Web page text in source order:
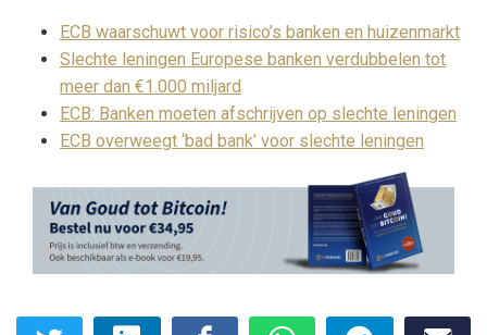
ECB waarschuwt voor risico’s banken en huizenmarkt
Slechte leningen Europese banken verdubbelen tot
meer dan €1.000 miljard
ECB: Banken moeten afschrijven op slechte leningen
ECB overweegt ‘bad bank’ voor slechte leningen